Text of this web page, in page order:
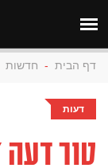
דף הבית - חדשות
דעות
טור